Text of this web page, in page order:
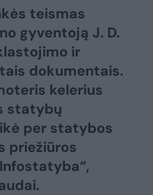
teismas
gyventoją J. D.
ir
dokumentais.
kelerius
statybų
per statybos
priežiūros